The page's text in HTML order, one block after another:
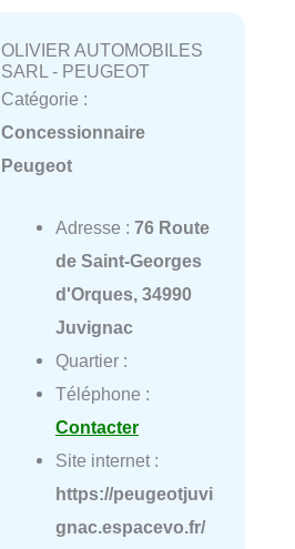
OLIVIER AUTOMOBILES
SARL - PEUGEOT
Catégorie :
Concessionnaire
Peugeot
Adresse : 76 Route
de Saint-Georges
d'Orques, 34990
Juvignac
Quartier :
Téléphone :
Contacter
Site internet :
https://peugeotjuvi
gnac.espacevo.fr/